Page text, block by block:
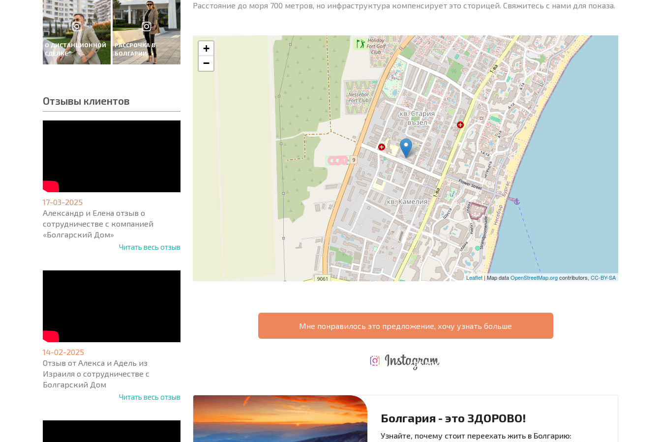
О ДИСТАНЦИОННОЙ
СДЕЛКЕ
РАССРОЧКА В
БОЛГАРИИ
Отзывы клиентов
17-03-2025
Александр и Елена отзыв о
сотрудничестве с компанией
«Болгарский Дом»
Читать весь отзыв
14-02-2025
Отзыв от Алекса и Адель из
Израиля о сотрудничестве с
Болгарский Дом
Читать весь отзыв
Расстояние до моря 700 метров, но инфраструктура компенсирует это сторицей. Свяжитесь с нами для показа.
+
−
Leaflet | Map dataOpenStreetMap.orgcontributors, CC-BY-SA
Мне понравилось это предложение, хочу узнать больше
States
+1
* Поля обязательные для заполнения
ЕЖЕГОДНЫЕ
РАСХОДЫ НА
ГДЕ ДОХОДНОСТЬ
Болгария - это ЗДОРОВО!
Узнайте, почему стоит переехать жить в Болгарию: